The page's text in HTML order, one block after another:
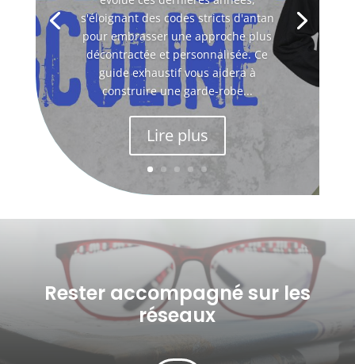
s'éloignant des codes stricts d'antan
pour embrasser une approche plus
décontractée et personnalisée. Ce
guide exhaustif vous aidera à
construire une garde-robe...
Lire plus
Rester accompagné sur les
réseaux